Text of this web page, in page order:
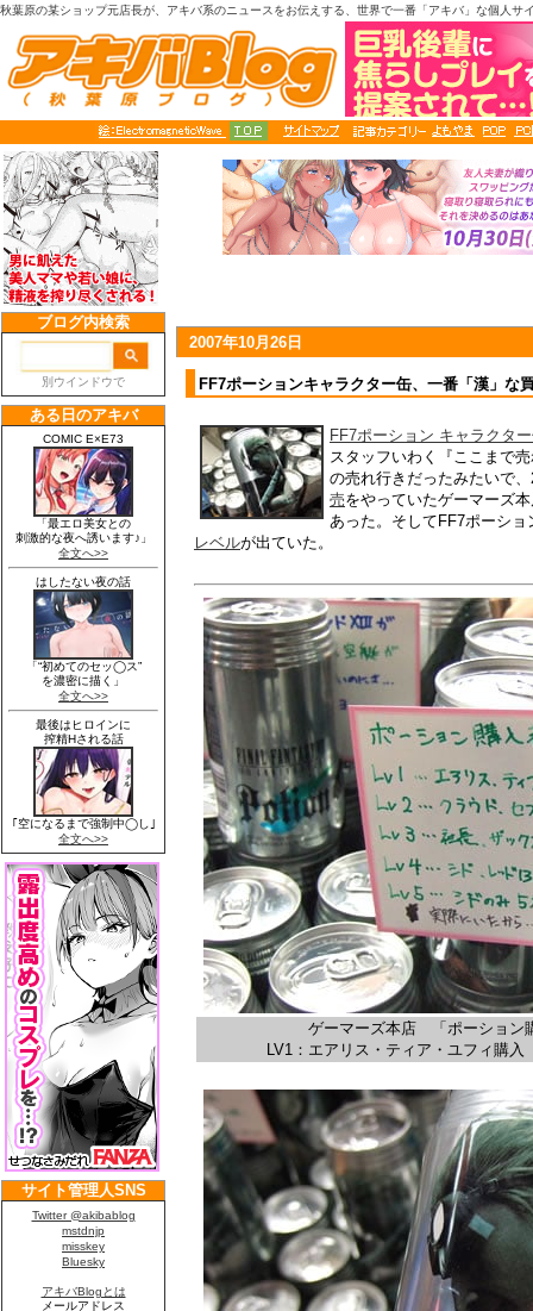
秋葉原の某ショップ元店長が、アキバ系のニュースをお伝えする、世界で一番「アキバ」な個人サ
2007年10月26日
FF7ポーションキャラクター缶、一番「漢」な
FF7ポーション キャラクタ
スタッフいわく『ここまで
の売れ行きだったみたいで
売をやっていたゲーマーズ
あった。そしてFF7ポーショ
レベルが出ていた。
ゲーマーズ本店 「ポーション
LV1：エアリス・ティア・ユフィ購